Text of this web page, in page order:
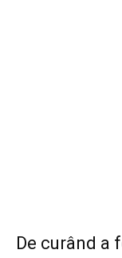
De curând a